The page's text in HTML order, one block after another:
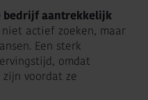
bedrijf aantrekkelijk
actief zoeken, maar
Een sterk
omdat
voordat ze